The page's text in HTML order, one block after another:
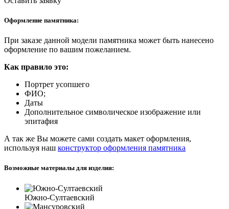
Оформление памятника:
При заказе данной модели памятника может быть нанесено
оформление по вашим пожеланием.
Как правило это:
Портрет усопшего
ФИО;
Даты
Дополнительное символическое изображение или
эпитафия
А так же Вы можете сами создать макет оформления,
используя наш конструктор оформления памятника
Возможные материалы для изделия:
Южно-Султаевский